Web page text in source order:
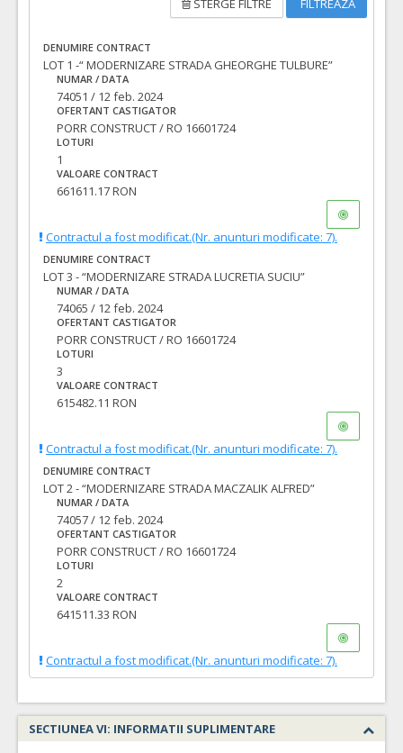
STERGE FILTRE FILTREAZA
DENUMIRE CONTRACT
LOT 1 -“ MODERNIZARE STRADA GHEORGHE TULBURE”
NUMAR / DATA
74051 / 12 feb. 2024
OFERTANT CASTIGATOR
PORR CONSTRUCT / RO 16601724
LOTURI
1
VALOARE CONTRACT
661611.17 RON
Contractul a fost modificat.(Nr. anunturi modificate: 7).
DENUMIRE CONTRACT
LOT 3 - “MODERNIZARE STRADA LUCRETIA SUCIU”
NUMAR / DATA
74065 / 12 feb. 2024
OFERTANT CASTIGATOR
PORR CONSTRUCT / RO 16601724
LOTURI
3
VALOARE CONTRACT
615482.11 RON
Contractul a fost modificat.(Nr. anunturi modificate: 7).
DENUMIRE CONTRACT
LOT 2 - “MODERNIZARE STRADA MACZALIK ALFRED”
NUMAR / DATA
74057 / 12 feb. 2024
OFERTANT CASTIGATOR
PORR CONSTRUCT / RO 16601724
LOTURI
2
VALOARE CONTRACT
641511.33 RON
Contractul a fost modificat.(Nr. anunturi modificate: 7).
SECTIUNEA VI: INFORMATII SUPLIMENTARE